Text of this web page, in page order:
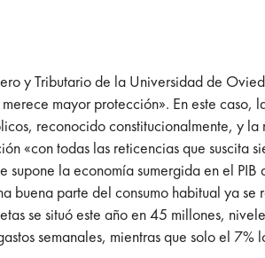
y Tributario de la Universidad de
mayor protección». En este
reconocido constitucionalmente, y
«con todas las reticencias que
la economía sumergida en el
buena parte del consumo habitual ya
se situó este año en 45 millones,
semanales, mientras que solo el 7%